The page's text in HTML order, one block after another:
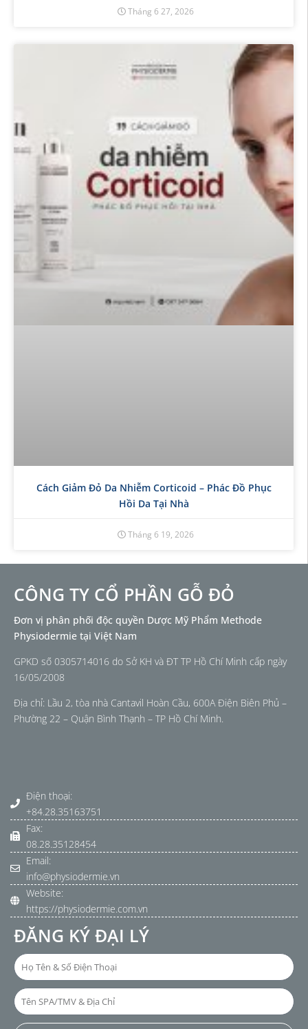
Tháng 6 27, 2026
Cách Giảm Đỏ Da Nhiễm Corticoid – Phác Đồ Phục
Hồi Da Tại Nhà
Tháng 6 19, 2026
CÔNG TY CỔ PHẦN GỖ ĐỎ
Đơn vị phân phối độc quyền Dược Mỹ Phẩm Methode
Physiodermie tại Việt Nam
GPKD số 0305714016 do Sở KH và ĐT TP Hồ Chí Minh cấp ngày
16/05/2008
Địa chỉ: Lầu 2, tòa nhà Cantavil Hoàn Cầu, 600A Điện Biên Phủ –
Phường 22 – Quận Bình Thạnh – TP Hồ Chí Minh.
Điện thoại:
+84.28.35163751
Fax:
08.28.35128454
Email:
info@physiodermie.vn
Website:
https://physiodermie.com.vn
ĐĂNG KÝ ĐẠI LÝ
Họ
Tên
&
Số
Điện
Tên
SPA/TMV